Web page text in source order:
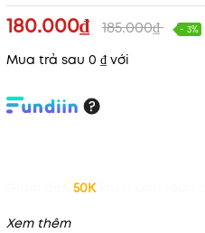
180.000₫ 185.000₫ - 3%
Mua trả sau 0 ₫ với
50K
Xem thêm